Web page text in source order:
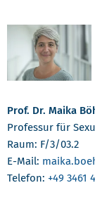
Prof. Dr. Maika
Professur für
Raum: F/3/03.2
E-Mail:
Telefon: +49 3461